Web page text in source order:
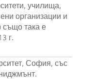
училища,
организации и
също така е
г.
София, със